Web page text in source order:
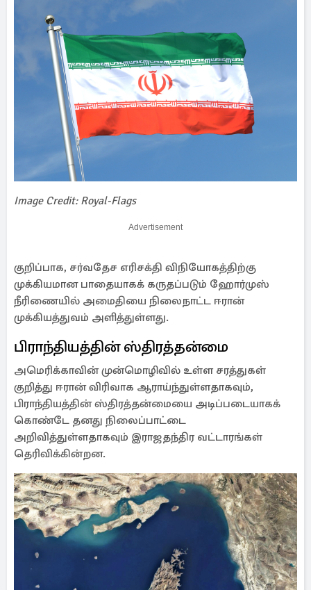
Image Credit: Royal-Flags
Advertisement
குறிப்பாக, சர்வதேச எரிசக்தி விநியோகத்திற்கு
முக்கியமான பாதையாகக் கருதப்படும் ஹோர்முஸ்
நீரிணையில் அமைதியை நிலைநாட்ட ஈரான்
முக்கியத்துவம் அளித்துள்ளது.
பிராந்தியத்தின் ஸ்திரத்தன்மை
அமெரிக்காவின் முன்மொழிவில் உள்ள சரத்துகள்
குறித்து ஈரான் விரிவாக ஆராய்ந்துள்ளதாகவும்,
பிராந்தியத்தின் ஸ்திரத்தன்மையை அடிப்படையாகக்
கொண்டே தனது நிலைப்பாட்டை
அறிவித்துள்ளதாகவும் இராஜதந்திர வட்டாரங்கள்
தெரிவிக்கின்றன.